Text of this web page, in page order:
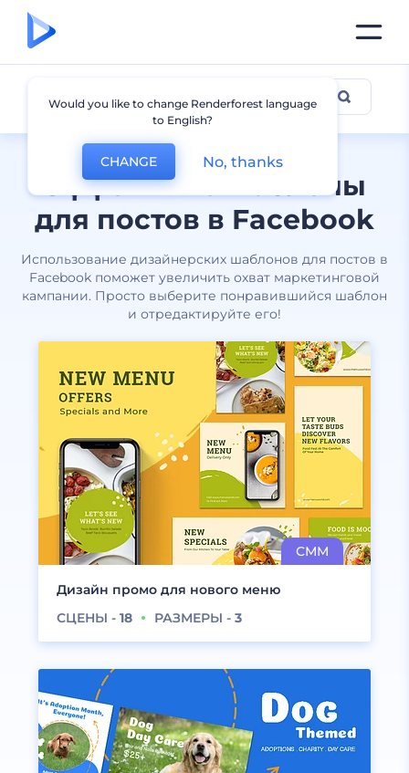
Эффектные шаблоны
для постов в Facebook
Использование дизайнерских шаблонов для постов в
Facebook поможет увеличить охват маркетинговой
кампании. Просто выберите понравившийся шаблон
и отредактируйте его!
Посты для Facebook
Дизайн промо для нового меню
СЦЕНЫ - 18 РАЗМЕРЫ - 3
Would you like to change Renderforest language
to English?
CHANGE No, thanks